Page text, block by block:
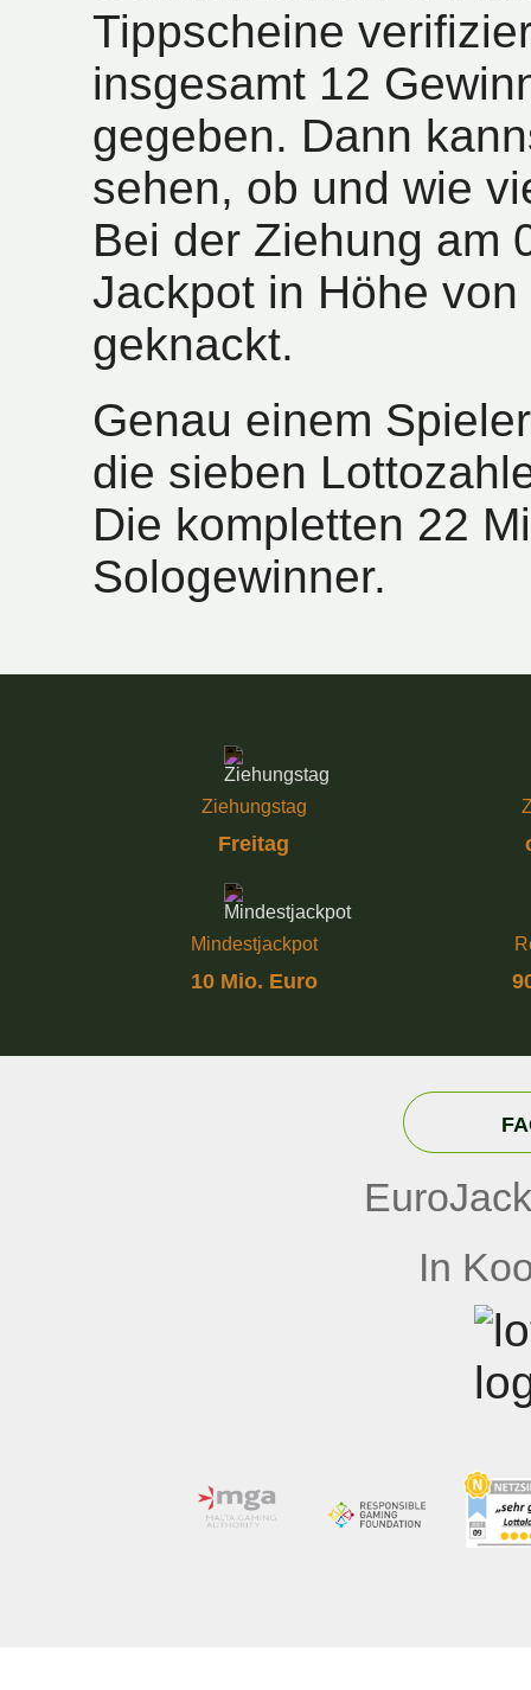
Tippscheine
insgesamt 12
gegeben. Dann
sehen, ob und wie
Bei der Ziehung am
Jackpot in Höhe
geknackt.
Genau einem
die sieben
Die kompletten 22
Sologewinner.
Ziehungstag
Freitag
Mindestjackpot
10 Mio. Euro
In